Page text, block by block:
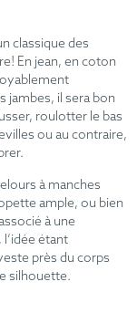
classique des
En jean, en coton
jambes, il sera bon
roulotter le bas
ou au contraire,
à manches
ample, ou bien
à une
étant
près du corps
silhouette.